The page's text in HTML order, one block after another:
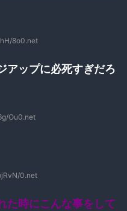
8o0.net
アップに必死すぎだろ
Ou0.net
0.net
た時にこんな事をして